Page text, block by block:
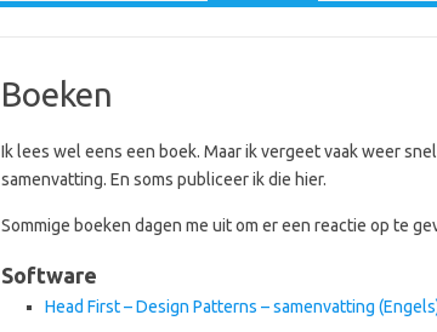
Boeken
Ik lees wel eens een boek. Maar ik vergeet vaak weer
samenvatting. En soms publiceer ik die hier.
Sommige boeken dagen me uit om er een reactie op te
Software
Head First – Design Patterns – samenvatting